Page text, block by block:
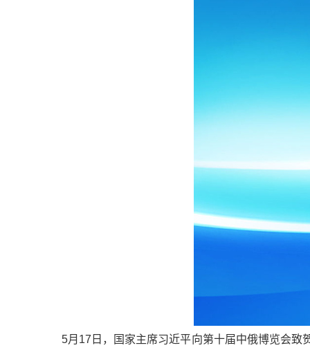
5月17日，国家主席习近平向第十届中俄博览会致